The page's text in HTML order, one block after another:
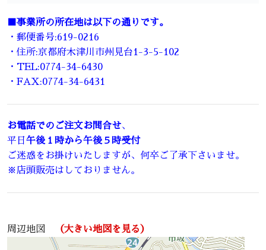
■事業所の所在地は以下の通りです。
・郵便番号:619-0216
・住所:京都府木津川市州見台1-3-5-102
・TEL:0774-34-6430
・FAX:0774-34-6431
お電話でのご注文お問合せ、
平日 午後１時から午後５時受付
ご迷惑をお掛けいたしますが、何卒ご了承下さいませ。
※店頭販売はしておりません。
周辺地図 （大きい地図を見る）